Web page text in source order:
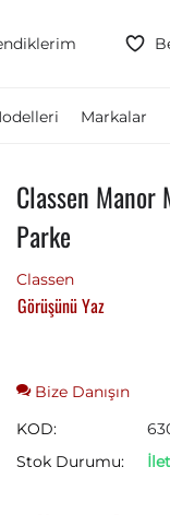
Markalar
Classen Manor
Parke
Classen
Görüşünü Yaz
Bize Danışın
KOD:
Stok Durumu: